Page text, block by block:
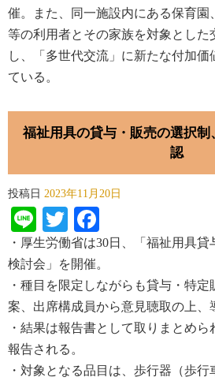
催。また、同一施設内にある保育園
等の利用者とその家族を対象とした
し、「多世代交流」に新たな付加価
ている。
福祉用具の貸与・販売の選択
認
投稿日 2023年11月20日
LineTwitter
・厚生労働省は30日、「福祉用具
検討会」を開催。
・ 種目 を限定しながらも貸与・特定
案、出席構成員から意見聴取の上、
・ 結果は報告書として取りまとめら
報告される 。
・対象 と なる品目 は、歩行器（歩行